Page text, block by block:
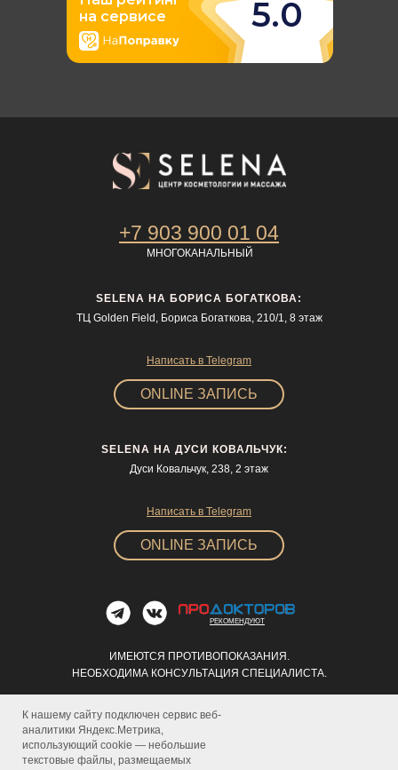
+7 903 900 01 04
SELENA НА БОРИСА БОГАТКОВА:
ТЦ Golden Field, Бориса Богаткова, 210/1, 8 этаж
Написать в Telegram
SELENA НА ДУСИ КОВАЛЬЧУК:
Дуси Ковальчук, 238, 2 этаж
Написать в Telegram
МНОГОКАНАЛЬНЫЙ
ONLINE ЗАПИСЬ
ONLINE ЗАПИСЬ
РЕКОМЕНДУЮТ
Мы используем файлы cookies. Продолжая работу с сайтом, вы
ИМЕЮТСЯ ПРОТИВОПОКАЗАНИЯ.
НЕОБХОДИМА КОНСУЛЬТАЦИЯ СПЕЦИАЛИСТА.
Информация на сайте носит ознакомительный
характер и не является публичной офертой.
К нашему сайту подключен сервис веб-
аналитики Яндекс.Метрика,
использующий cookie — небольшие
текстовые файлы, размещаемых